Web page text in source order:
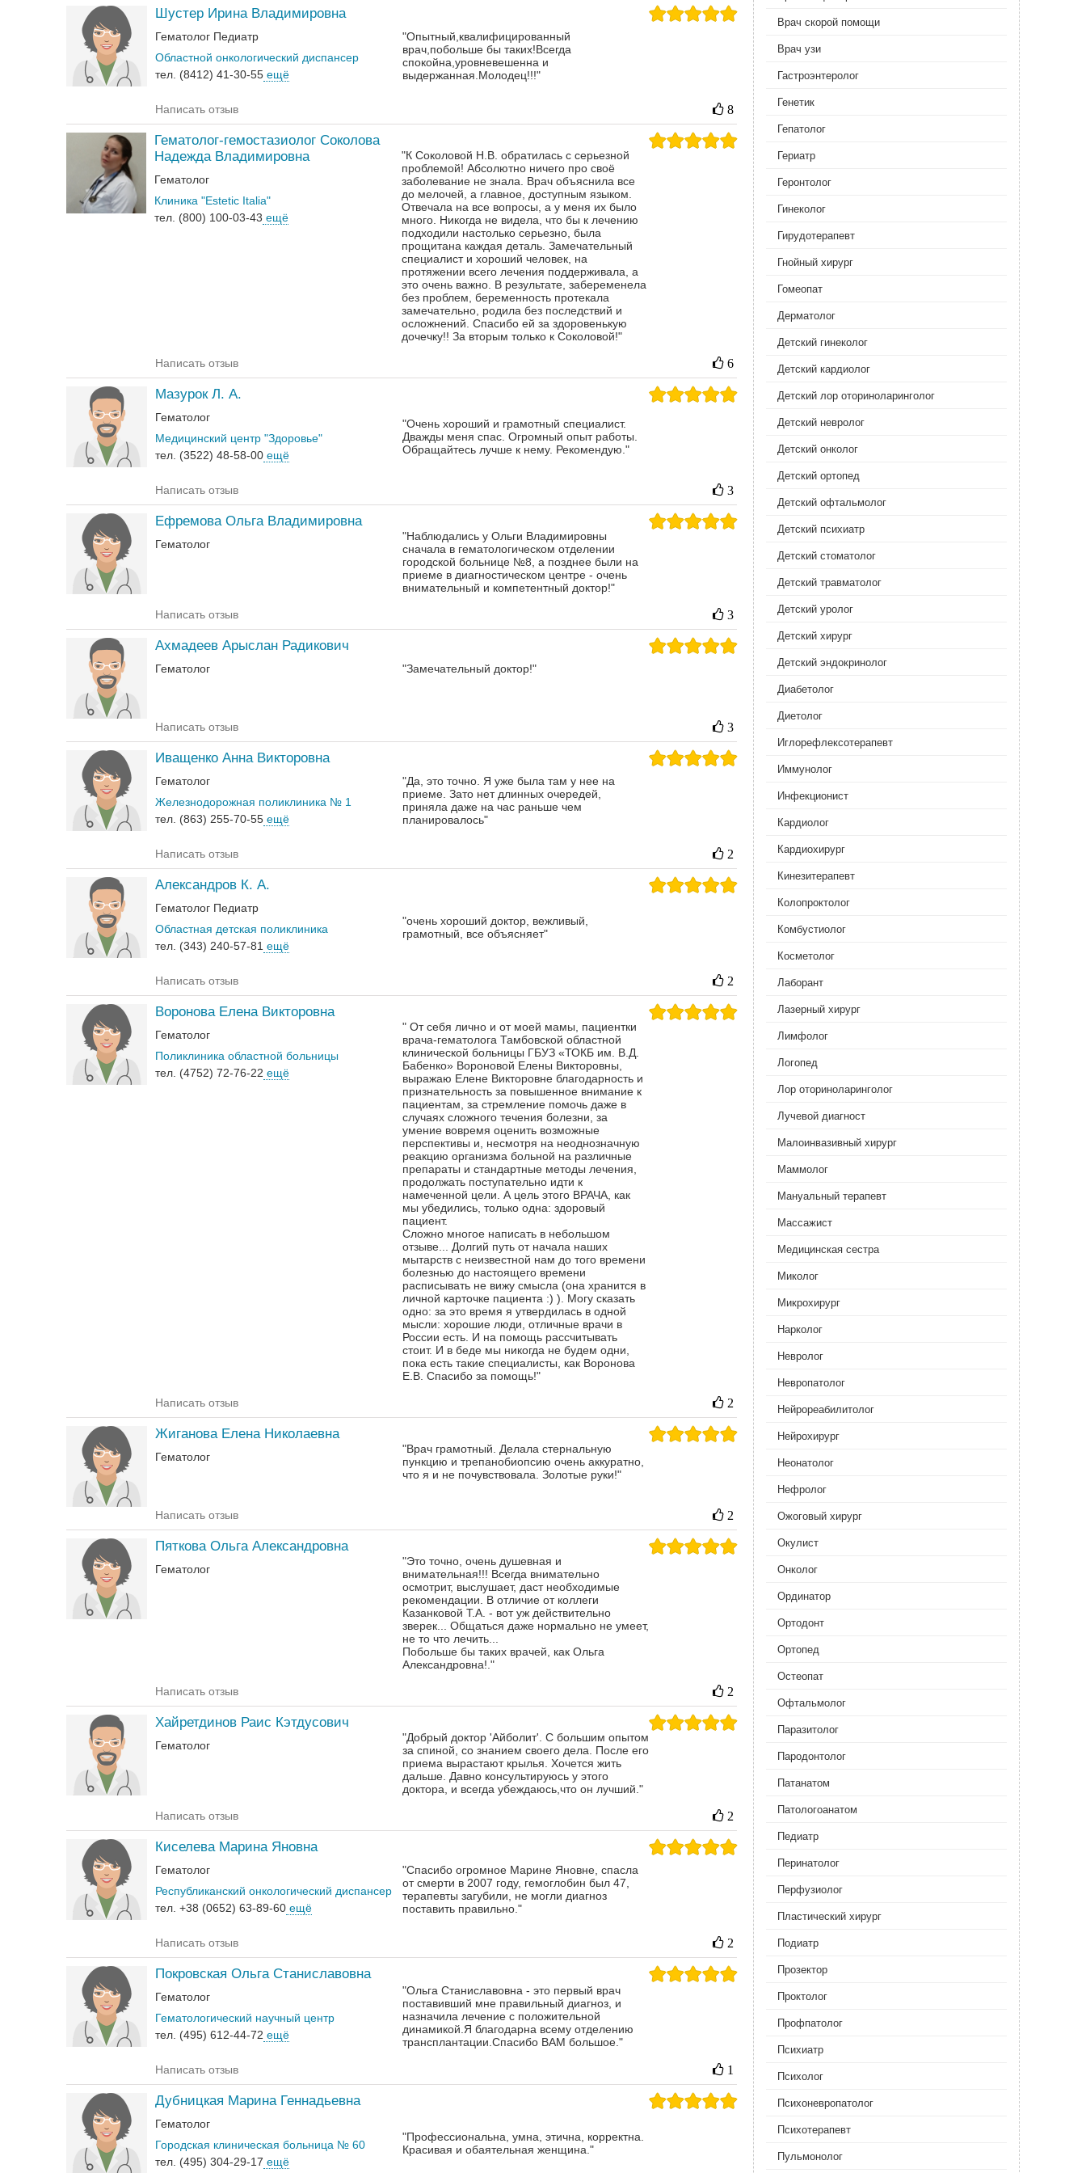
Шустер Ирина Владимировна
Гематолог Педиатр
Областной онкологический диспансер
тел. (8412) 41-30-55 ещё
"Опытный,квалифицированный
врач,побольше бы таких!Всегда
спокойна,уровневешенна и
выдержанная.Молодец!!!"
Написать отзыв 8
Гематолог-гемостазиолог Соколова
Надежда Владимировна
Гематолог
Клиника "Estetic Italia"
тел. (800) 100-03-43 ещё
"К Соколовой Н.В. обратилась с серьезной
проблемой! Абсолютно ничего про своё
заболевание не знала. Врач объяснила все
до мелочей, а главное, доступным языком.
Отвечала на все вопросы, а у меня их было
много. Никогда не видела, что бы к лечению
подходили настолько серьезно, была
прощитана каждая деталь. Замечательный
специалист и хороший человек, на
протяжении всего лечения поддерживала, а
это очень важно. В результате, забеременела
без проблем, беременность протекала
замечательно, родила без последствий и
осложнений. Спасибо ей за здоровенькую
дочечку!! За вторым только к Соколовой!"
Написать отзыв 6
Мазурок Л. А.
Гематолог
Медицинский центр "Здоровье"
тел. (3522) 48-58-00 ещё
"Очень хороший и грамотный специалист.
Дважды меня спас. Огромный опыт работы.
Обращайтесь лучше к нему. Рекомендую."
Написать отзыв 3
Ефремова Ольга Владимировна
Гематолог
"Наблюдались у Ольги Владимировны
сначала в гематологическом отделении
городской больнице №8, а позднее были на
приеме в диагностическом центре - очень
внимательный и компетентный доктор!"
Написать отзыв 3
Ахмадеев Арыслан Радикович
Гематолог "Замечательный доктор!"
Написать отзыв 3
Иващенко Анна Викторовна
Гематолог
Железнодорожная поликлиника № 1
тел. (863) 255-70-55 ещё
"Да, это точно. Я уже была там у нее на
приеме. Зато нет длинных очередей,
приняла даже на час раньше чем
планировалось"
Написать отзыв 2
Александров К. А.
Гематолог Педиатр
Областная детская поликлиника
тел. (343) 240-57-81 ещё
"очень хороший доктор, вежливый,
грамотный, все объясняет"
Написать отзыв 2
Воронова Елена Викторовна
Гематолог
Поликлиника областной больницы
тел. (4752) 72-76-22 ещё
" От себя лично и от моей мамы, пациентки
врача-гематолога Тамбовской областной
клинической больницы ГБУЗ «ТОКБ им. В.Д.
Бабенко» Вороновой Елены Викторовны,
выражаю Елене Викторовне благодарность и
признательность за повышенное внимание к
пациентам, за стремление помочь даже в
случаях сложного течения болезни, за
умение вовремя оценить возможные
перспективы и, несмотря на неоднозначную
реакцию организма больной на различные
препараты и стандартные методы лечения,
продолжать поступательно идти к
намеченной цели. А цель этого ВРАЧА, как
мы убедились, только одна: здоровый
пациент.
Сложно многое написать в небольшом
отзыве... Долгий путь от начала наших
мытарств с неизвестной нам до того времени
болезнью до настоящего времени
расписывать не вижу смысла (она хранится в
личной карточке пациента :) ). Могу сказать
одно: за это время я утвердилась в одной
мысли: хорошие люди, отличные врачи в
России есть. И на помощь рассчитывать
стоит. И в беде мы никогда не будем одни,
пока есть такие специалисты, как Воронова
Е.В. Спасибо за помощь!"
Написать отзыв 2
Жиганова Елена Николаевна
Гематолог
"Врач грамотный. Делала стернальную
пункцию и трепанобиопсию очень аккуратно,
что я и не почувствовала. Золотые руки!"
Написать отзыв 2
Пяткова Ольга Александровна
Гематолог
"Это точно, очень душевная и
внимательная!!! Всегда внимательно
осмотрит, выслушает, даст необходимые
рекомендации. В отличие от коллеги
Казанковой Т.А. - вот уж действительно
зверек... Общаться даже нормально не умеет,
не то что лечить...
Побольше бы таких врачей, как Ольга
Александровна!."
Написать отзыв 2
Хайретдинов Раис Кэтдусович
Гематолог
"Добрый доктор 'Айболит'. С большим опытом
за спиной, со знанием своего дела. После его
приема вырастают крылья. Хочется жить
дальше. Давно консультируюсь у этого
доктора, и всегда убеждаюсь,что он лучший."
Написать отзыв 2
Киселева Марина Яновна
Гематолог
Республиканский онкологический диспансер
тел. +38 (0652) 63-89-60 ещё
"Спасибо огромное Марине Яновне, спасла
от смерти в 2007 году, гемоглобин был 47,
терапевты загубили, не могли диагноз
поставить правильно."
Написать отзыв 2
Покровская Ольга Станиславовна
Гематолог
Гематологический научный центр
тел. (495) 612-44-72 ещё
"Ольга Станиславовна - это первый врач
поставивший мне правильный диагноз, и
назначила лечение с положительной
динамикой.Я благодарна всему отделению
трансплантации.Спасибо ВАМ большое."
Написать отзыв 1
Дубницкая Марина Геннадьевна
Гематолог
Городская клиническая больница № 60
тел. (495) 304-29-17 ещё
"Профессиональна, умна, этична, корректна.
Красивая и обаятельная женщина."
Врач скорой помощи
Врач узи
Гастроэнтеролог
Генетик
Гепатолог
Гериатр
Геронтолог
Гинеколог
Гирудотерапевт
Гнойный хирург
Гомеопат
Дерматолог
Детский гинеколог
Детский кардиолог
Детский лор оториноларинголог
Детский невролог
Детский онколог
Детский ортопед
Детский офтальмолог
Детский психиатр
Детский стоматолог
Детский травматолог
Детский уролог
Детский хирург
Детский эндокринолог
Диабетолог
Диетолог
Иглорефлексотерапевт
Иммунолог
Инфекционист
Кардиолог
Кардиохирург
Кинезитерапевт
Колопроктолог
Комбустиолог
Косметолог
Лаборант
Лазерный хирург
Лимфолог
Логопед
Лор оториноларинголог
Лучевой диагност
Малоинвазивный хирург
Маммолог
Мануальный терапевт
Массажист
Медицинская сестра
Миколог
Микрохирург
Нарколог
Невролог
Невропатолог
Нейрореабилитолог
Нейрохирург
Неонатолог
Нефролог
Ожоговый хирург
Окулист
Онколог
Ординатор
Ортодонт
Ортопед
Остеопат
Офтальмолог
Паразитолог
Пародонтолог
Патанатом
Патологоанатом
Педиатр
Перинатолог
Перфузиолог
Пластический хирург
Подиатр
Прозектор
Проктолог
Профпатолог
Психиатр
Психолог
Психоневропатолог
Психотерапевт
Пульмонолог